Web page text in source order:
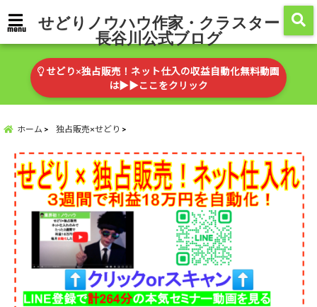
menu せどりノウハウ作家・クラスター
長谷川公式ブログ
せどり×独占販売！ネット仕入の収益自動化無料動画
は▶︎▶︎ここをクリック
ホーム 独占販売×せどり